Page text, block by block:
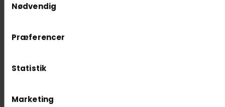
Nødvendig
Præferencer
Statistik
Marketing